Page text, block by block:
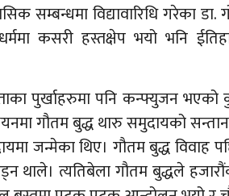
सम्बन्धमा विद्यावारिधि गरेका
कसरी हस्तक्षेप भयो भनि
पुर्खाहरुमा पनि कन्फ्युजन
गौतम बुद्ध थारु समुदायको
जन्मेका थिए। गौतम बुद्ध विवाह
थाले। त्यतिबेला गौतम बुद्धले